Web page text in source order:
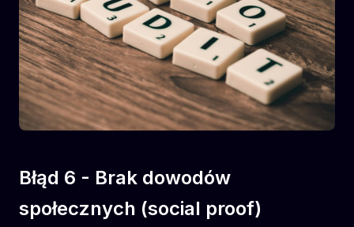
Błąd 6 - Brak dowodów
społecznych (social proof)